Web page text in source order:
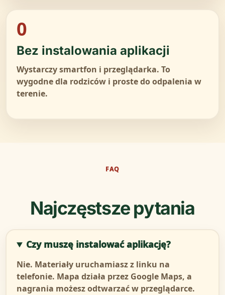
0
Bez instalowania aplikacji
Wystarczy smartfon i przeglądarka. To
wygodne dla rodziców i proste do odpalenia w
terenie.
FAQ
Najczęstsze pytania
Czy muszę instalować aplikację?
Nie. Materiały uruchamiasz z linku na
telefonie. Mapa działa przez Google Maps, a
nagrania możesz odtwarzać w przeglądarce.